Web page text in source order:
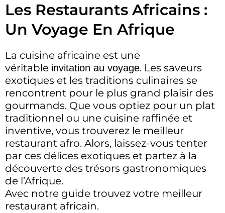
Les Restaurants Africains :
Un Voyage En Afrique
La cuisine africaine est une
véritable invitation au voyage. Les saveurs
exotiques et les traditions culinaires se
rencontrent pour le plus grand plaisir des
gourmands. Que vous optiez pour un plat
traditionnel ou une cuisine raffinée et
inventive, vous trouverez le meilleur
restaurant afro. Alors, laissez-vous tenter
par ces délices exotiques et partez à la
découverte des trésors gastronomiques
de l’Afrique.
Avec notre guide trouvez votre meilleur
restaurant africain.